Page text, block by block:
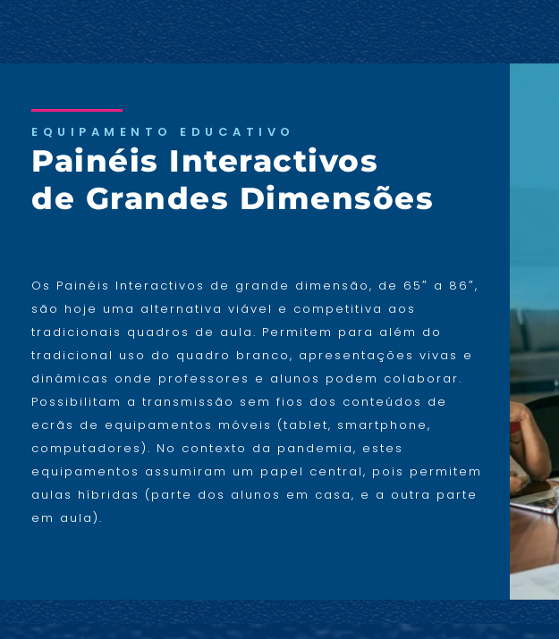
EQUIPAMENTO EDUCATIVO
Painéis Interactivos
de Grandes Dimensões
Os Painéis Interactivos de grande dimensão, de 65″ a 86″,
são hoje uma alternativa viável e competitiva aos
tradicionais quadros de aula. Permitem para além do
tradicional uso do quadro branco, apresentações vivas e
dinâmicas onde professores e alunos podem colaborar.
Possibilitam a transmissão sem fios dos conteúdos de
ecrãs de equipamentos móveis (tablet, smartphone,
computadores). No contexto da pandemia, estes
equipamentos assumiram um papel central, pois permitem
aulas híbridas (parte dos alunos em casa, e a outra parte
em aula).